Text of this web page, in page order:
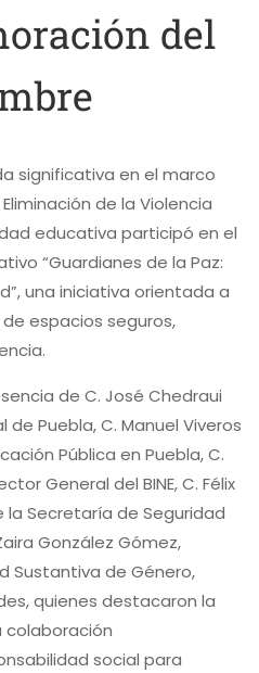
del
significativa en el marco
de la Violencia
educativa participó en el
“Guardianes de la Paz:
una iniciativa orientada a
espacios seguros,
de C. José Chedraui
de Puebla, C. Manuel Viveros
Pública en Puebla, C.
General del BINE, C. Félix
la Secretaría de Seguridad
González Gómez,
Sustantiva de Género,
quienes destacaron la
colaboración
social para